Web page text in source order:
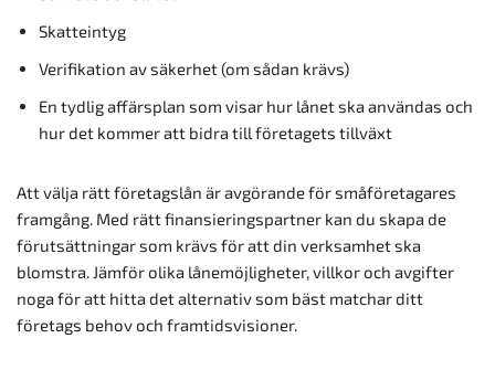
Skatteintyg
Verifikation av säkerhet (om sådan krävs)
En tydlig affärsplan som visar hur lånet ska användas och
hur det kommer att bidra till företagets tillväxt
Att välja rätt företagslån är avgörande för småföretagares
framgång. Med rätt finansieringspartner kan du skapa de
förutsättningar som krävs för att din verksamhet ska
blomstra. Jämför olika lånemöjligheter, villkor och avgifter
noga för att hitta det alternativ som bäst matchar ditt
företags behov och framtidsvisioner.